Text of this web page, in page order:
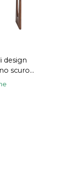
design
scuro